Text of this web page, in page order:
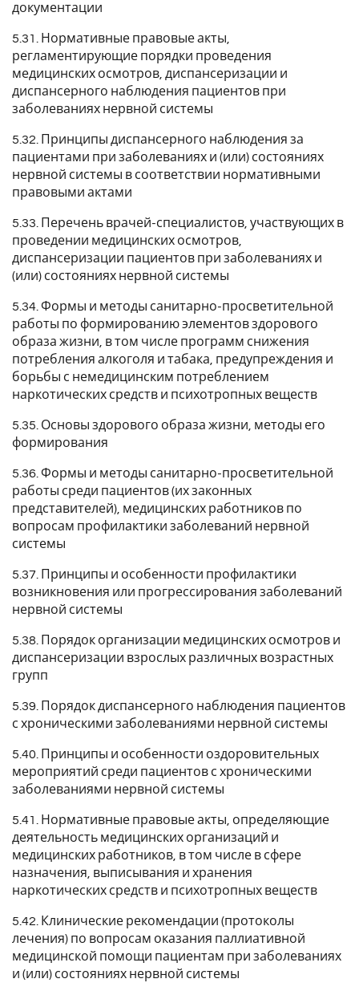
документации
5.31. Нормативные правовые акты,
регламентирующие порядки проведения
медицинских осмотров, диспансеризации и
диспансерного наблюдения пациентов при
заболеваниях нервной системы
5.32. Принципы диспансерного наблюдения за
пациентами при заболеваниях и (или) состояниях
нервной системы в соответствии нормативными
правовыми актами
5.33. Перечень врачей-специалистов, участвующих в
проведении медицинских осмотров,
диспансеризации пациентов при заболеваниях и
(или) состояниях нервной системы
5.34. Формы и методы санитарно-просветительной
работы по формированию элементов здорового
образа жизни, в том числе программ снижения
потребления алкоголя и табака, предупреждения и
борьбы с немедицинским потреблением
наркотических средств и психотропных веществ
5.35. Основы здорового образа жизни, методы его
формирования
5.36. Формы и методы санитарно-просветительной
работы среди пациентов (их законных
представителей), медицинских работников по
вопросам профилактики заболеваний нервной
системы
5.37. Принципы и особенности профилактики
возникновения или прогрессирования заболеваний
нервной системы
5.38. Порядок организации медицинских осмотров и
диспансеризации взрослых различных возрастных
групп
5.39. Порядок диспансерного наблюдения пациентов
с хроническими заболеваниями нервной системы
5.40. Принципы и особенности оздоровительных
мероприятий среди пациентов с хроническими
заболеваниями нервной системы
5.41. Нормативные правовые акты, определяющие
деятельность медицинских организаций и
медицинских работников, в том числе в сфере
назначения, выписывания и хранения
наркотических средств и психотропных веществ
5.42. Клинические рекомендации (протоколы
лечения) по вопросам оказания паллиативной
медицинской помощи пациентам при заболеваниях
и (или) состояниях нервной системы